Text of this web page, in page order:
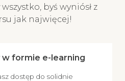
byś wyniósł z
jak najwięcej!
w formie e-learning
dostęp do solidnie